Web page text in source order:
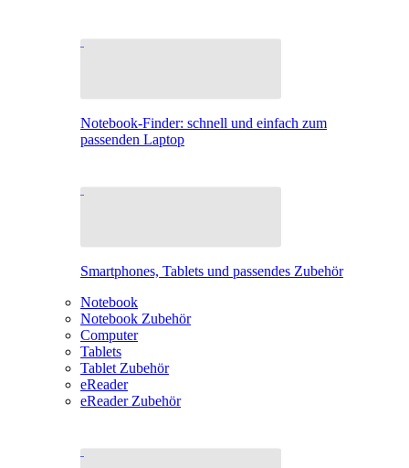
Notebook-Finder: schnell und einfach zum
passenden Laptop
Smartphones, Tablets und passendes Zubehör
Notebook
Notebook Zubehör
Computer
Tablets
Tablet Zubehör
eReader
eReader Zubehör